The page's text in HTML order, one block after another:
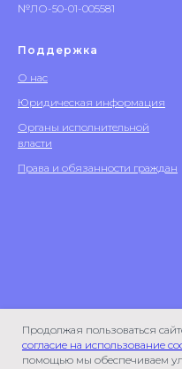
Продолжая пользоваться
согласие на использование
помощью мы обеспечиваем
№ЛО-50-01-005581
Поддержка
О нас
Юридическая информация
Органы исполнительной
власти
Права и обязанности граждан